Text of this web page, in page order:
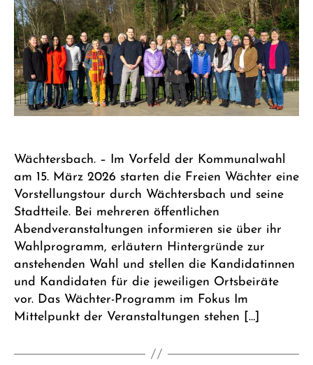
Wächtersbach. – Im Vorfeld der Kommunalwahl
am 15. März 2026 starten die Freien Wächter eine
Vorstellungstour durch Wächtersbach und seine
Stadtteile. Bei mehreren öffentlichen
Abendveranstaltungen informieren sie über ihr
Wahlprogramm, erläutern Hintergründe zur
anstehenden Wahl und stellen die Kandidatinnen
und Kandidaten für die jeweiligen Ortsbeiräte
vor. Das Wächter-Programm im Fokus Im
Mittelpunkt der Veranstaltungen stehen […]